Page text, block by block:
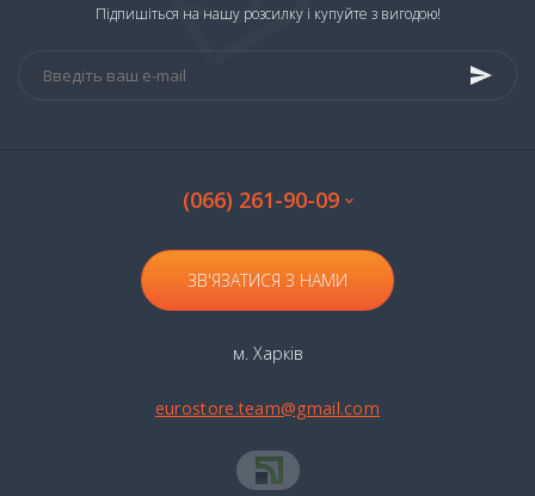
Підпишіться на нашу розсилку і купуйте з вигодою!
(066) 261-90-09
ЗВ'ЯЗАТИСЯ З НАМИ
м. Харків
eurostore.team@gmail.com